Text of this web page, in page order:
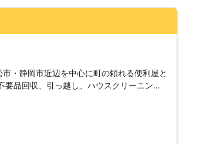
・静岡市近辺を中心に町の頼れる便利屋と
要品回収、引っ越し、ハウスクリーニン
も引き受けます！ 1人ではできないこと、
】 こんなとき
せください。 ・家具を通販で購入した
ないとき。 ・大きな家具を購入したが1人